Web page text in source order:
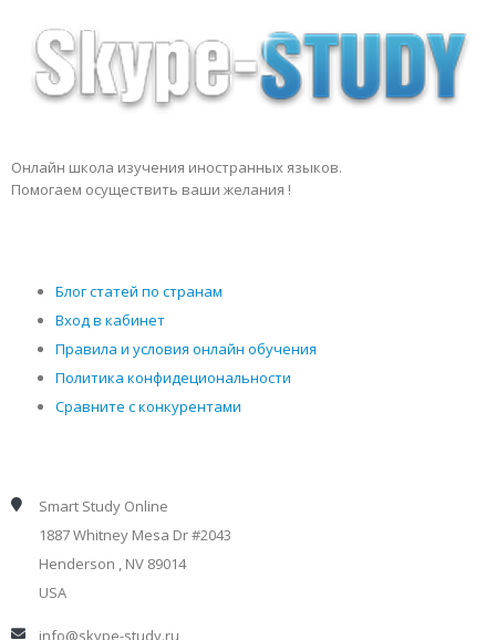
Онлайн школа изучения иностранных языков.
Помогаем осуществить ваши желания !
Блог статей по странам
Вход в кабинет
Правила и условия онлайн обучения
Политика конфидециональности
Сравните с конкурентами
Smart Study Online
1887 Whitney Mesa Dr #2043
Henderson , NV 89014
USA
info@skype-study.ru